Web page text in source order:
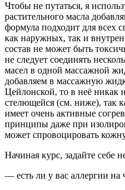
Чтобы не путаться, я
растительного масла
формула подходит для всех
как наружных, так и
состав не может быть
не следует соединять
масел в одной массажной
добавляем в массажную
Цейлонской, то в неё никак
стелющейся (см. ниже), так
имеет очень активные
принципы даже при
может спровоцировать
Начиная курс, задайте себе
— есть ли у вас аллергии на